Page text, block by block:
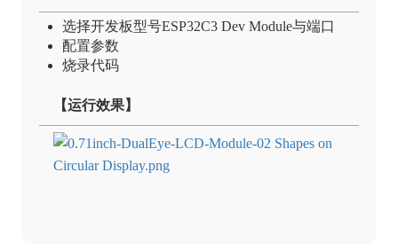
选择开发板型号ESP32C3 Dev Module与端口
配置参数
烧录代码
【运行效果】